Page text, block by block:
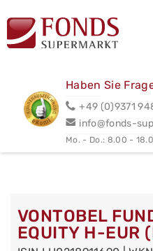
Haben Sie
+49 (0)9371
info@fonds-
Mo. - Do.: 8.00 -
VONTOBEL
EQUITY H-EUR